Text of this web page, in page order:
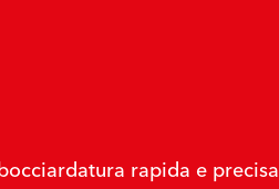
rapida e precisa